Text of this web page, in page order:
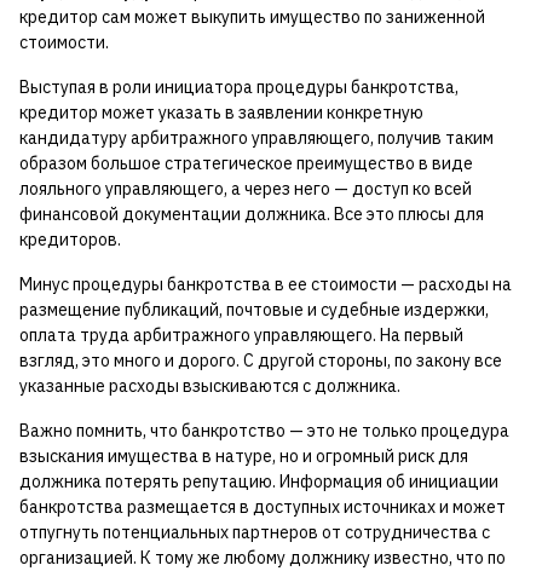
кредитор сам может выкупить имущество по заниженной
стоимости.
Выступая в роли инициатора процедуры банкротства,
кредитор может указать в заявлении конкретную
кандидатуру арбитражного управляющего, получив таким
образом большое стратегическое преимущество в виде
лояльного управляющего, а через него — доступ ко всей
финансовой документации должника. Все это плюсы для
кредиторов.
Минус процедуры банкротства в ее стоимости — расходы на
размещение публикаций, почтовые и судебные издержки,
оплата труда арбитражного управляющего. На первый
взгляд, это много и дорого. С другой стороны, по закону все
указанные расходы взыскиваются с должника.
Важно помнить, что банкротство — это не только процедура
взыскания имущества в натуре, но и огромный риск для
должника потерять репутацию. Информация об инициации
банкротства размещается в доступных источниках и может
отпугнуть потенциальных партнеров от сотрудничества с
организацией. К тому же любому должнику известно, что по